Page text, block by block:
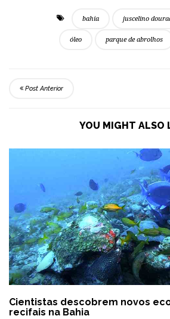
bahia juscelino
óleo parque de abrolhos
Post Anterior
YOU MIGHT ALSO
Cientistas descobrem novos
recifais na Bahia